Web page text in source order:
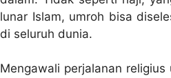
lunar Islam, umroh bisa
di seluruh dunia.
Mengawali perjalanan